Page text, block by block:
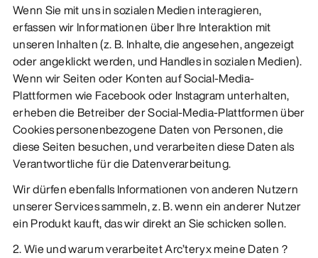
Wenn Sie mit uns in sozialen Medien interagieren,
erfassen wir Informationen über Ihre Interaktion mit
unseren Inhalten (z. B. Inhalte, die angesehen, angezeigt
oder angeklickt werden, und Handles in sozialen Medien).
Wenn wir Seiten oder Konten auf Social-Media-
Plattformen wie Facebook oder Instagram unterhalten,
erheben die Betreiber der Social-Media-Plattformen über
Cookies personenbezogene Daten von Personen, die
diese Seiten besuchen, und verarbeiten diese Daten als
Verantwortliche für die Datenverarbeitung.
Wir dürfen ebenfalls Informationen von anderen Nutzern
unserer Services sammeln, z. B. wenn ein anderer Nutzer
ein Produkt kauft, das wir direkt an Sie schicken sollen.
2. Wie und warum verarbeitet Arc’teryx meine Daten？